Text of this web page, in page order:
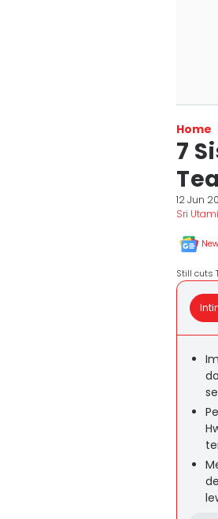
Home
7
12 Jun
Sri Utami
Still cuts